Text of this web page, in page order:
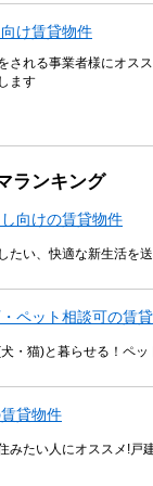
け賃貸物件
される事業者様にオス
ます
ランキング
向けの賃貸物件
たい、快適な新生活を
ペット相談可の賃
・猫)と暮らせる！ペ
貸物件
みたい人にオススメ!戸